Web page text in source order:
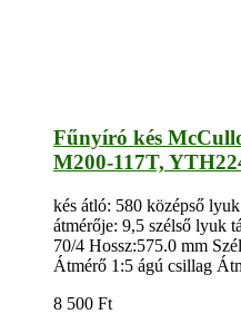
Fűnyíró kés
M200-117T,
kés átló: 580 középső
átmérője: 9,5 szélső lyuk
70/4 Hossz:575.0 mm
Átmérő 1:5 ágú csillag
8 500 Ft